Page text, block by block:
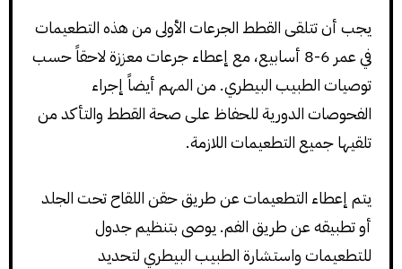
يجب أن تتلقى القطط الجرعات الأولى من هذه التطعيمات
في عمر 6-8 أسابيع، مع إعطاء جرعات معززة لاحقاً حسب
توصيات الطبيب البيطري. من المهم أيضاً إجراء
الفحوصات الدورية للحفاظ على صحة القطط والتأكد من
تلقيها جميع التطعيمات اللازمة.
يتم إعطاء التطعيمات عن طريق حقن اللقاح تحت الجلد
أو تطبيقه عن طريق الفم. يوصى بتنظيم جدول
للتطعيمات واستشارة الطبيب البيطري لتحديد